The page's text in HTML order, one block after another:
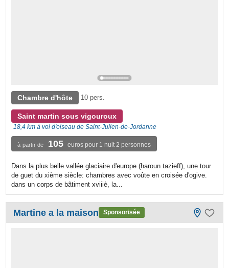
Chambre d'hôte 10 pers.
Saint martin sous vigouroux
18,4 km à vol d'oiseau de Saint-Julien-de-Jordanne
à partir de 105 euros pour 1 nuit 2 personnes
Dans la plus belle vallée glaciaire d'europe (haroun tazieff), une tour
de guet du xième siècle: chambres avec voûte en croisée d'ogive.
dans un corps de bâtiment xviiiè, la...
Martine a la maison Sponsorisée